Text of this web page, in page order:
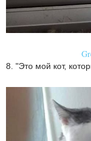
8. "Это мой кот,